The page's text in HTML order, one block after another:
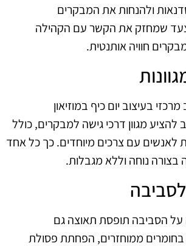
ולהנחות את המבקרים
צעד שמחזק את הקשר עם הקהילה
חוויה אותנטית.
בעיצוב יום כיף במוזיאון
להציע מגוון דרכי גישה למבקרים, כולל
לאנשים עם צרכים מיוחדים. כך כל אחד
בצורה נוחה וללא מגבלות.
הסביבה תופסת תאוצה גם
בחומרים ממוחזרים, הפחתת פסולת